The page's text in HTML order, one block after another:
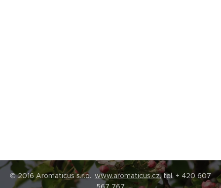
© 2016 Aromaticus s.r.o., www.aromaticus.cz, tel. + 420 607